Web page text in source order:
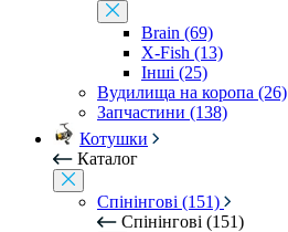
Brain (69)
X-Fish (13)
Інші (25)
Вудилища на коропа (26)
Запчастини (138)
Котушки
Каталог
Спінінгові (151)
Спінінгові (151)